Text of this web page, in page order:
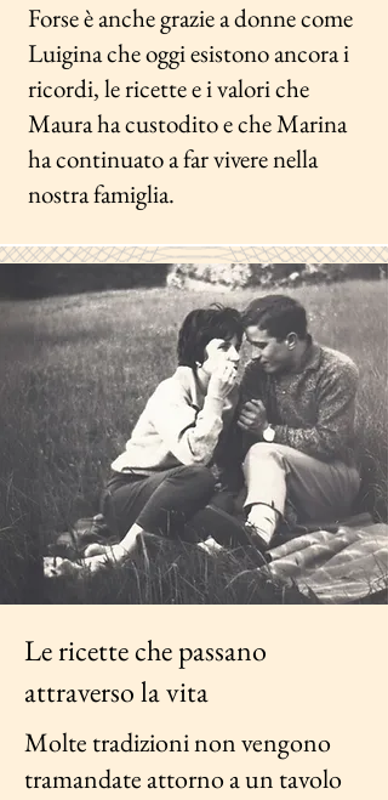
Forse è anche grazie a donne come
Luigina che oggi esistono ancora i
ricordi, le ricette e i valori che
Maura ha custodito e che Marina
ha continuato a far vivere nella
nostra famiglia.
Le ricette che passano
attraverso la vita
Molte tradizioni non vengono
tramandate attorno a un tavolo